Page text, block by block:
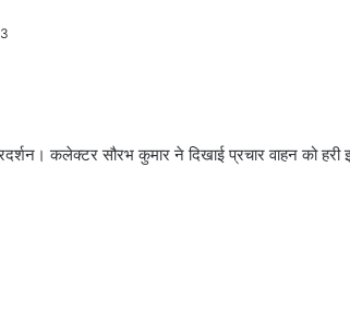
कलेक्टर सौरभ कुमार ने दिखाई प्रचार वाहन को हरी